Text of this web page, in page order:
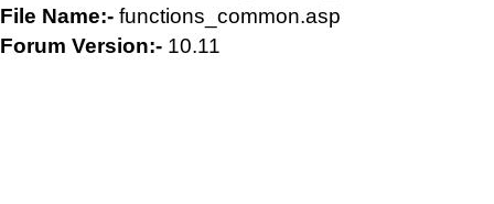
File Name:- functions_common.asp
Forum Version:- 10.11